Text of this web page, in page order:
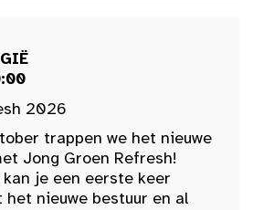
2026
trappen we het nieuwe
Jong Groen Refresh!
je een eerste keer
het nieuwe bestuur en al